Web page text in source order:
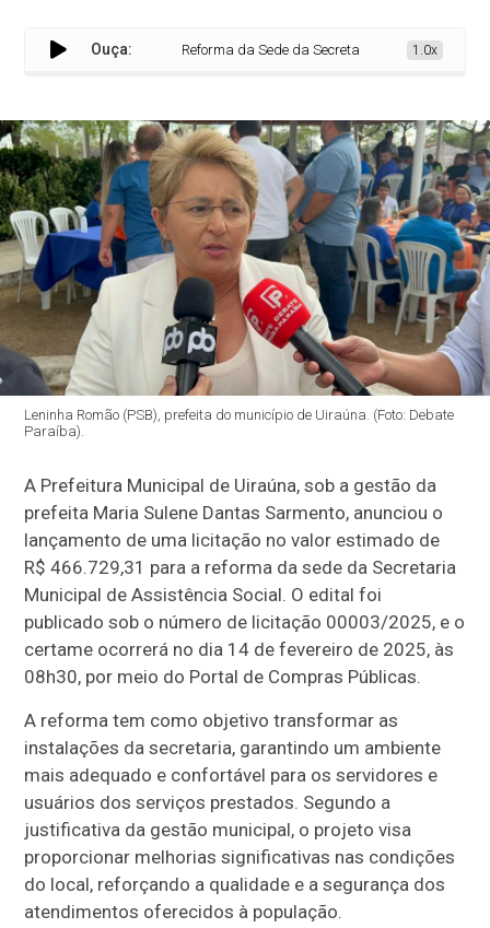
Ouça: Reforma da Sede da Secretaria de Assistência
1.0x
Leninha Romão (PSB), prefeita do município de Uiraúna. (Foto: Debate
Paraíba).
A Prefeitura Municipal de Uiraúna, sob a gestão da
prefeita Maria Sulene Dantas Sarmento, anunciou o
lançamento de uma licitação no valor estimado de
R$ 466.729,31 para a reforma da sede da Secretaria
Municipal de Assistência Social. O edital foi
publicado sob o número de licitação 00003/2025, e o
certame ocorrerá no dia 14 de fevereiro de 2025, às
08h30, por meio do Portal de Compras Públicas.
A reforma tem como objetivo transformar as
instalações da secretaria, garantindo um ambiente
mais adequado e confortável para os servidores e
usuários dos serviços prestados. Segundo a
justificativa da gestão municipal, o projeto visa
proporcionar melhorias significativas nas condições
do local, reforçando a qualidade e a segurança dos
atendimentos oferecidos à população.